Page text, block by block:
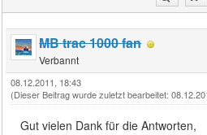
MB trac 1000 fan
Verbannt
08.12.2011, 18:43
(Dieser Beitrag wurde zuletzt bearbeitet:
Gut vielen Dank für die Antworten,